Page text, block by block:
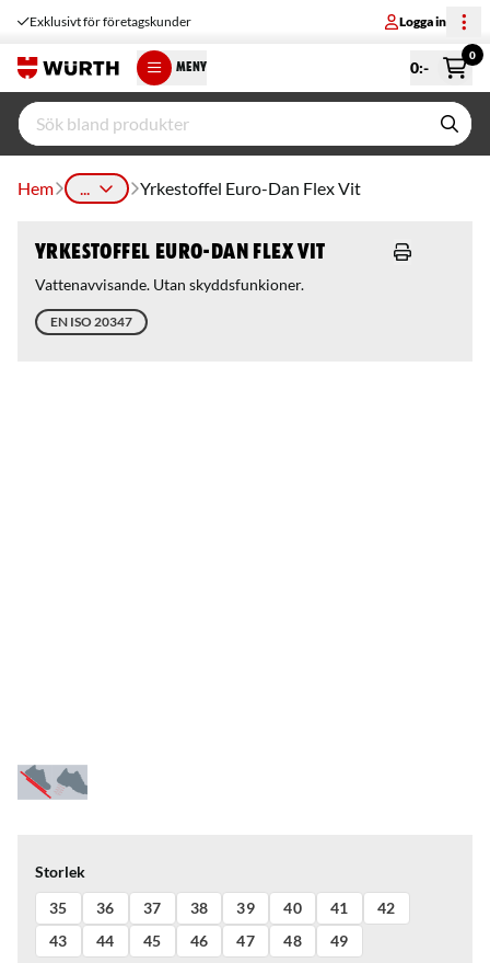
Exklusivt för företagskunder Logga in
MENY 0:-
0
Hem ... Yrkestoffel Euro-Dan Flex Vit
Yrkestoffel Euro-Dan Flex Vit
Vattenavvisande. Utan skyddsfunkioner.
EN ISO 20347
Storlek
35
36 37 38 39 40 41
42
43
44 45 46 47 48 49